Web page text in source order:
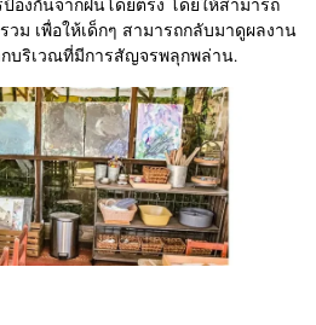
องกันจากฝนโดยตรง โดยให้สามารถ
วม เพื่อให้เด็กๆ สามารถกลับมาดูผลงาน
บริเวณที่มีการสัญจรพลุกพล่าน.